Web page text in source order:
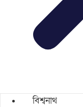
বিশ্বনাথ